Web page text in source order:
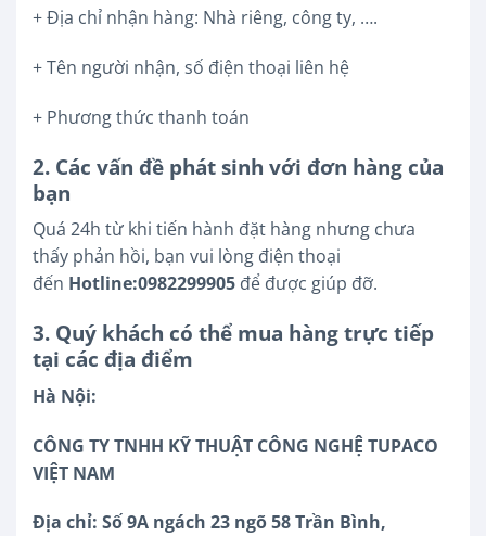
+ Địa chỉ nhận hàng: Nhà riêng, công ty, ….
+ Tên người nhận, số điện thoại liên hệ
+ Phương thức thanh toán
2. Các vấn đề phát sinh với đơn hàng của
bạn
Quá 24h từ khi tiến hành đặt hàng nhưng chưa
thấy phản hồi, bạn vui lòng điện thoại
đến Hotline:0982299905 để được giúp đỡ.
3. Quý khách có thể mua hàng trực tiếp
tại các địa điểm
Hà Nội:
CÔNG TY TNHH KỸ THUẬT CÔNG NGHỆ TUPACO
VIỆT NAM
Địa chỉ: Số 9A ngách 23 ngõ 58 Trần Bình,